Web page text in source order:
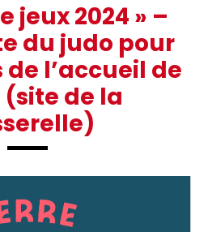
jeux 2024 » –
du judo pour
l’accueil de
(site de la